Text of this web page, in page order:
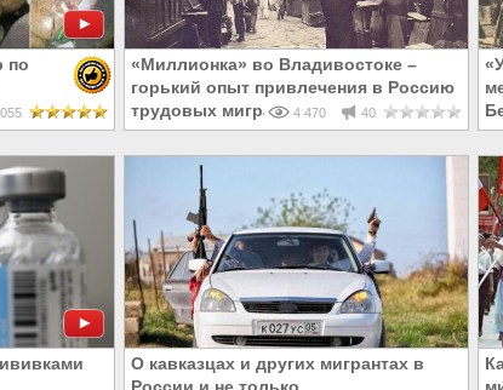
по
«Миллионка» во Владивостоке –
горький опыт привлечения в Россию
трудовых мигрантов
4 470 40
О кавказцах и других мигрантах в